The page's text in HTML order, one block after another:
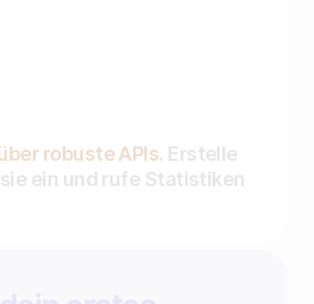
robuste APIs. Erstelle
ein und rufe Statistiken